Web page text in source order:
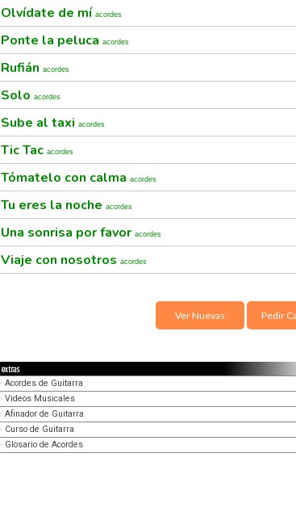
Olvídate de mí acordes
Ponte la peluca acordes
Rufián acordes
Solo acordes
Sube al taxi acordes
Tic Tac acordes
Tómatelo con calma acordes
Tu eres la noche acordes
Una sonrisa por favor acordes
Viaje con nosotros acordes
Ver Nuevas Pedir
extras
· Acordes de Guitarra
· Videos Musicales
· Afinador de Guitarra
· Curso de Guitarra
· Glosario de Acordes